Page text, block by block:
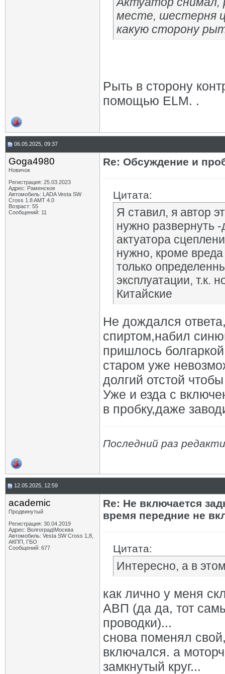
месте, шестерня
какую сторону
Рыть в сторону
помощью ELM. .
06.05.2025, 09:37
Goga4980
Новичок
Регистрация: 25.03.2023
Адрес: Раменское
Автомобиль: LADA Vesta SW
Cross 1.8 AMT 4.0
Возраст: 55
Сообщений: 11
Re: Обсуждение и
Цитата:
Я ставил, я автор
нужно развернуть
актуатора
нужно, кроме
только
эксплуатации, т.к.
Китайские
Не дождался
спиртом,набил
пришлось
старом уже
долгий отстой
Уже и езда с
в пробку,даже
Последний раз
12.05.2025, 12:59
academic
Продвинутый
Регистрация: 30.04.2019
Адрес: Волгоград\Москва
Автомобиль: Vesta SW Cross 1,8,
АКПП, ГБО
Сообщений: 677
Re: Не включается
время передние не
Цитата:
Интересно, а в
как лично у меня
АВП (да да, тот
проводки)...
снова поменял
включался. а
замкнутый круг...